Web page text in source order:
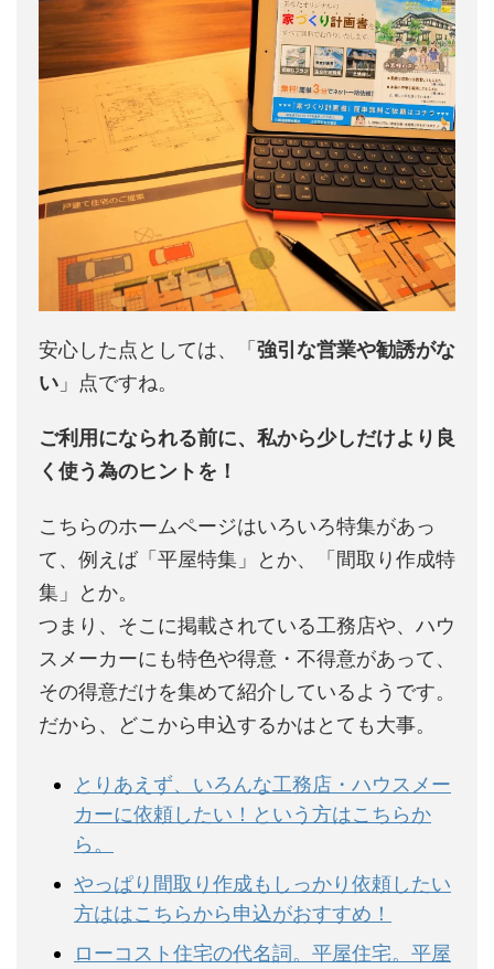
安心した点としては、「 強引な営業や勧誘がな
い 」点ですね。
ご利用になられる前に、私から少しだけより良
く使う為のヒントを！
こちらのホームページはいろいろ特集があっ
て、例えば「平屋特集」とか、「間取り作成特
集」とか。
つまり、そこに掲載されている工務店や、ハウ
スメーカーにも特色や得意・不得意があって、
その得意だけを集めて紹介しているようです。
だから、どこから申込するかはとても大事。
とりあえず、いろんな工務店・ハウスメー
カーに依頼したい！という方はこちらか
ら。
やっぱり間取り作成もしっかり依頼したい
方ははこちらから申込がおすすめ！
ローコスト住宅の代名詞。平屋住宅。平屋